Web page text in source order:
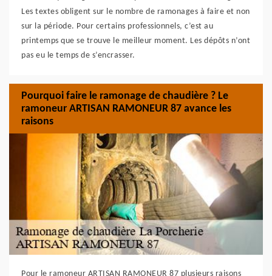
Les textes obligent sur le nombre de ramonages à faire et non
sur la période. Pour certains professionnels, c’est au
printemps que se trouve le meilleur moment. Les dépôts n’ont
pas eu le temps de s’encrasser.
Pourquoi faire le ramonage de chaudière ? Le
ramoneur ARTISAN RAMONEUR 87 avance les
raisons
Pour le ramoneur ARTISAN RAMONEUR 87 plusieurs raisons